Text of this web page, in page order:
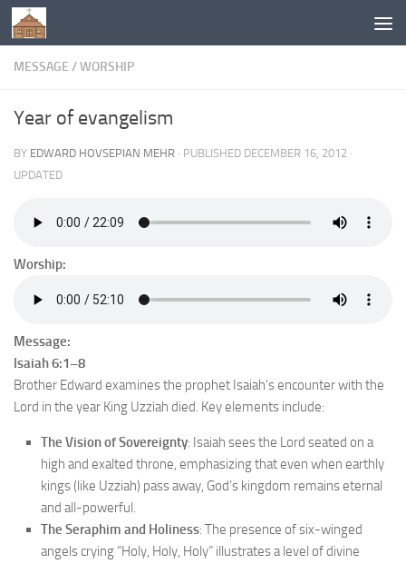
Below content
MESSAGE /WORSHIP
Year of evangelism
BY EDWARD HOVSEPIAN MEHR · PUBLISHED DECEMBER 16, 2012 ·
UPDATED
Worship:
Message:
Isaiah 6:1–8
Brother Edward examines the prophet Isaiah’s encounter with the
Lord in the year King Uzziah died. Key elements include:
The Vision of Sovereignty: Isaiah sees the Lord seated on a
high and exalted throne, emphasizing that even when earthly
kings (like Uzziah) pass away, God’s kingdom remains eternal
and all-powerful.
The Seraphim and Holiness: The presence of six-winged
angels crying “Holy, Holy, Holy” illustrates a level of divine